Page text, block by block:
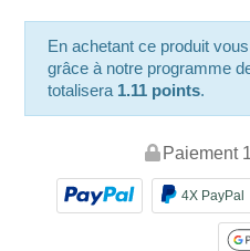
En achetant ce produit
grâce à notre programme
totalisera 1.11 points.
Paiement
4X PayPal